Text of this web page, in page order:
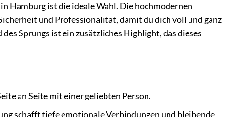
Hamburg ist die ideale Wahl. Die hochmodernen
und Professionalität, damit du dich voll und ganz
Sprungs ist ein zusätzliches Highlight, das dieses
an Seite mit einer geliebten Person.
schafft tiefe emotionale Verbindungen und bleibende